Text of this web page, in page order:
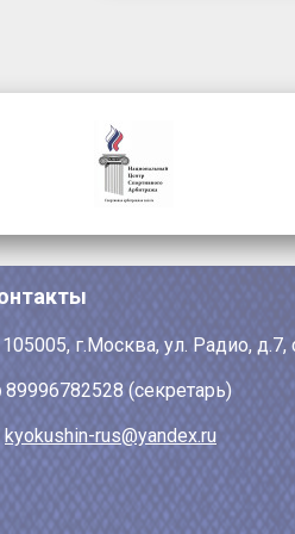
г.Москва, ул. Радио, д.7,
89996782528 (секретарь)
kyokushin-rus@yandex.ru